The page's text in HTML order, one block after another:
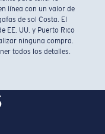
línea con un valor de
de sol Costa. El
EE. UU. y Puerto Rico
ninguna compra.
todos los detalles.